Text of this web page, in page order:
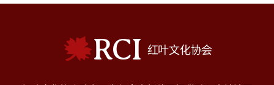
RCI 红叶文化协会